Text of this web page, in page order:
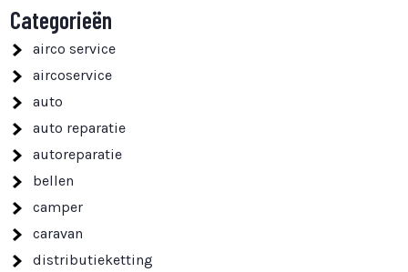
Categorieën
airco service
aircoservice
auto
auto reparatie
autoreparatie
bellen
camper
caravan
distributieketting